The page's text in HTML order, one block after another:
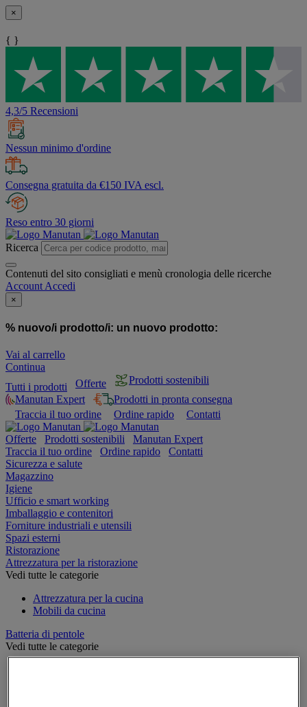
×
{ }
4,3/5 Recensioni
Nessun minimo d'ordine
Consegna gratuita da €150 IVA escl.
Reso entro 30 giorni
Ricerca
Contenuti del sito consigliati e menù cronologia delle ricerche
Account Accedi
×
% nuovo/i prodotto/i: un nuovo prodotto:
Vai al carrello
Continua
Tutti i prodotti
Offerte
Prodotti sostenibili
Manutan Expert
Prodotti in pronta consegna
Traccia il tuo ordine
Ordine rapido Contatti
Offerte Prodotti sostenibili
Manutan Expert
Traccia il tuo ordine
Ordine rapido
Contatti
Sicurezza e salute
Magazzino
Igiene
Ufficio e smart working
Imballaggio e contenitori
Forniture industriali e utensili
Spazi esterni
Ristorazione
Attrezzatura per la ristorazione
Vedi tutte le categorie
Attrezzatura per la cucina
Mobili da cucina
Batteria di pentole
Vedi tutte le categorie